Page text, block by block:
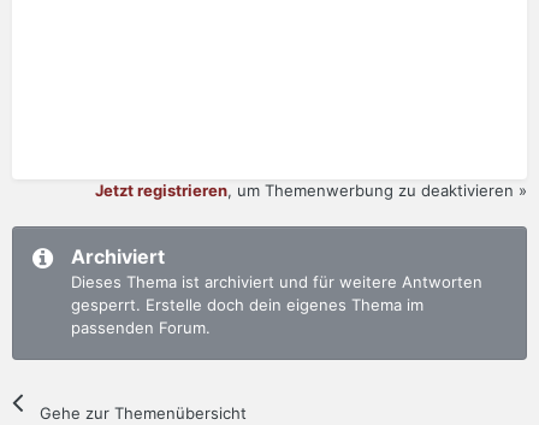
Jetzt registrieren, um Themenwerbung zu deaktivieren »
Archiviert
Dieses Thema ist archiviert und für weitere Antworten
gesperrt. Erstelle doch dein eigenes Thema im
passenden Forum.
Gehe zur Themenübersicht